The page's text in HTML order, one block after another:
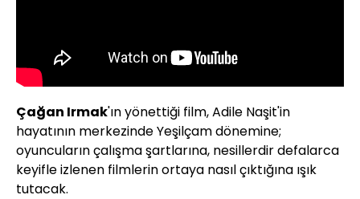
Çağan Irmak'ın yönettiği film, Adile Naşit'in
hayatının merkezinde Yeşilçam dönemine;
oyuncuların çalışma şartlarına, nesillerdir defalarca
keyifle izlenen filmlerin ortaya nasıl çıktığına ışık
tutacak.